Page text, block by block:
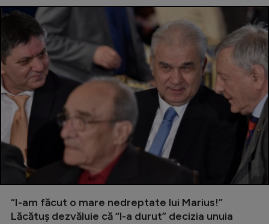
“I-am făcut o mare nedreptate lui Marius!”
Lăcătuș dezvăluie că “l-a durut” decizia unuia